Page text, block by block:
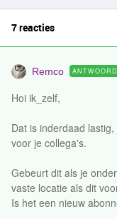
7 reacties
Remco ANTWOORD
Hoi ik_zelf,
Dat is inderdaad
voor je collega's.
Gebeurt dit als je
vaste locatie als dit
Is het een nieuw